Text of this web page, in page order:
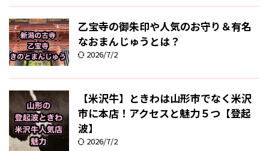
乙宝寺の御朱印や人気のお守り＆有名
なおまんじゅうとは？
2026/7/2
【米沢牛】ときわは山形市でなく米沢
市に本店！アクセスと魅力５つ【登起
波】
2026/7/2